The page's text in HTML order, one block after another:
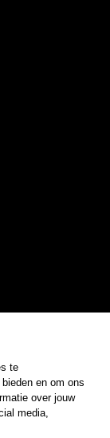
te
en om ons
over jouw
media,